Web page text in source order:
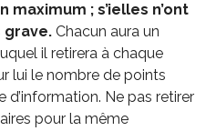
maximum ; s’ielles n’ont
grave. Chacun aura un
il retirera à chaque
lui le nombre de points
Ne pas retirer
pour la même